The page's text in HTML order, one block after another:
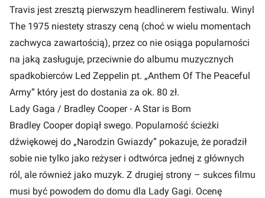
Travis jest zresztą pierwszym headlinerem festiwalu. Winyl
The 1975 niestety straszy ceną (choć w wielu momentach
zachwyca zawartością), przez co nie osiąga popularności
na jaką zasługuje, przeciwnie do albumu muzycznych
spadkobierców Led Zeppelin pt. „Anthem Of The Peaceful
Army” który jest do dostania za ok. 80 zł.
Lady Gaga / Bradley Cooper - A Star is Born
Bradley Cooper dopiął swego. Popularność ścieżki
dźwiękowej do „Narodzin Gwiazdy” pokazuje, że poradził
sobie nie tylko jako reżyser i odtwórca jednej z głównych
ról, ale również jako muzyk. Z drugiej strony – sukces filmu
musi być powodem do domu dla Lady Gagi. Ocenę